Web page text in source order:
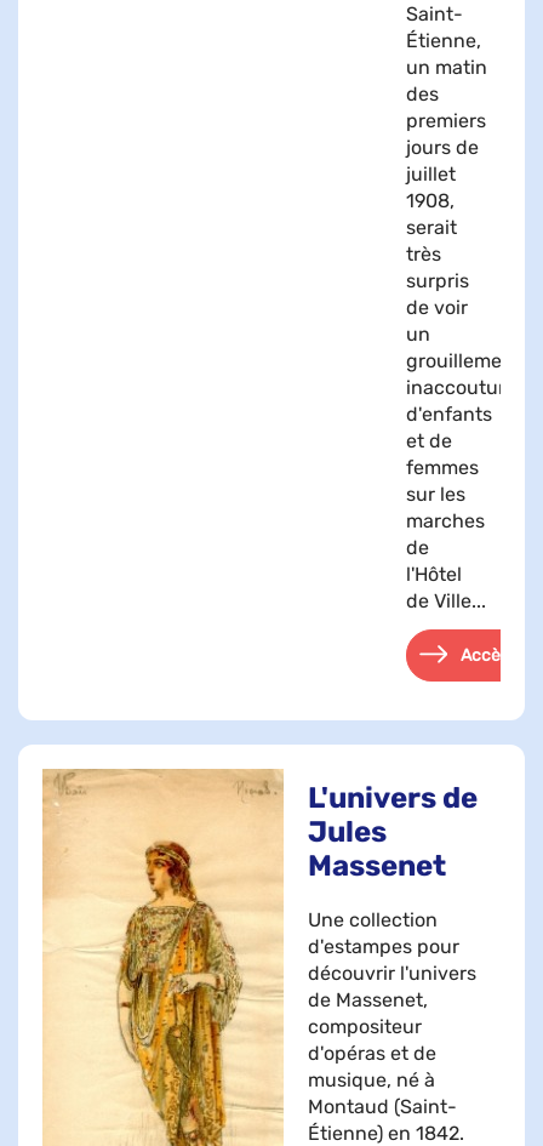
Saint-
Étienne,
un matin
des
premiers
jours de
juillet
1908,
serait
très
surpris
de voir
un
grouillement
inaccoutumé
d'enfants
et de
femmes
sur les
marches
de
l'Hôtel
de Ville...
Accès
L'univers de
Jules
Massenet
Une collection
d'estampes pour
découvrir l'univers
de Massenet,
compositeur
d'opéras et de
musique, né à
Montaud (Saint-
Étienne) en 1842.